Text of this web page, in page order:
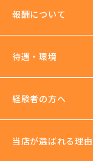
報酬について
報酬の仕組み
待遇・環境
待遇について
法人運営
経験者の方へ
当店が選ばれる理由